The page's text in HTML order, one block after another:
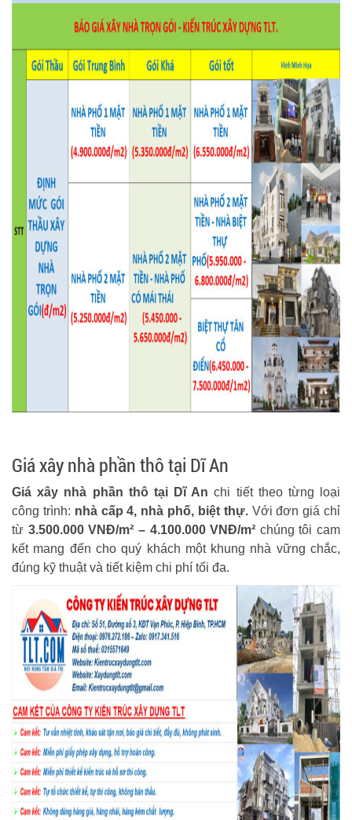
Giá xây nhà phần thô tại Dĩ An
Giá xây nhà phần thô tại Dĩ Anchi tiết theo từng loại
công trình: nhà cấp 4, nhà phố, biệt thự.Với đơn giá chỉ
từ 3.500.000 VNĐ/m² – 4.100.000 VNĐ/m² chúng tôi cam
kết mang đến cho quý khách một khung nhà vững chắc,
đúng kỹ thuật và tiết kiệm chi phí tối đa.